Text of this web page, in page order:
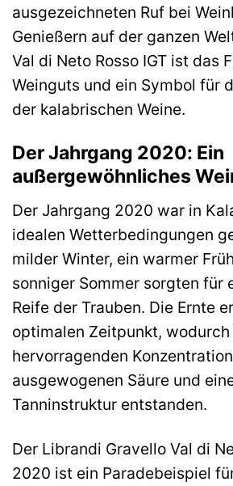
ausgezeichneten Ruf bei
Genießern auf der ganzen
Val di Neto Rosso IGT ist das
Weinguts und ein Symbol für
der kalabrischen Weine.
Der Jahrgang 2020: Ein
außergewöhnliches
Der Jahrgang 2020 war in
idealen Wetterbedingungen
milder Winter, ein warmer
sonniger Sommer sorgten für
Reife der Trauben. Die Ernte
optimalen Zeitpunkt,
hervorragenden
ausgewogenen Säure und
Tanninstruktur entstanden.
Der Librandi Gravello Val di
2020 ist ein Paradebeispiel